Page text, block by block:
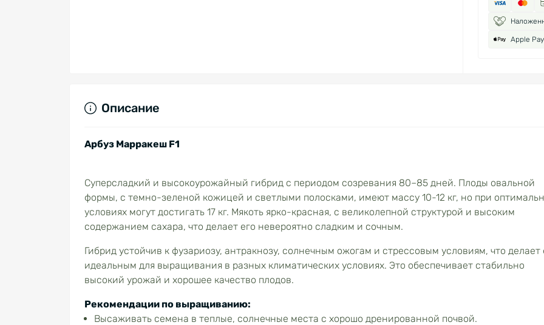
Apple Pay
Описание
Арбуз Марракеш F1
Суперсладкий и высокоурожайный гибрид с периодом созревания 80–85 дней. Плоды овальной
формы, с темно-зеленой кожицей и светлыми полосками, имеют массу 10-12 кг, но при
условиях могут достигать 17 кг. Мякоть ярко-красная, с великолепной структурой и высоким
содержанием сахара, что делает его невероятно сладким и сочным.
Гибрид устойчив к фузариозу, антракнозу, солнечным ожогам и стрессовым условиям, что делает
идеальным для выращивания в разных климатических условиях. Это обеспечивает стабильно
высокий урожай и хорошее качество плодов.
Рекомендации по выращиванию:
Высаживать семена в теплые, солнечные места с хорошо дренированной почвой.